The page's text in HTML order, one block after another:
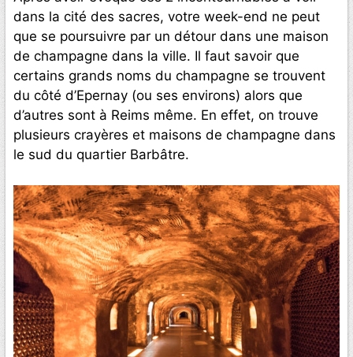
dans la cité des sacres, votre week-end ne peut
que se poursuivre par un détour dans une maison
de champagne dans la ville. Il faut savoir que
certains grands noms du champagne se trouvent
du côté d’Epernay (ou ses environs) alors que
d’autres sont à Reims même. En effet, on trouve
plusieurs crayères et maisons de champagne dans
le sud du quartier Barbâtre.